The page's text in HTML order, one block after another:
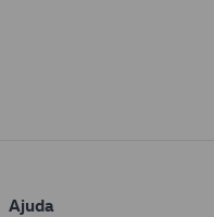
Ajuda